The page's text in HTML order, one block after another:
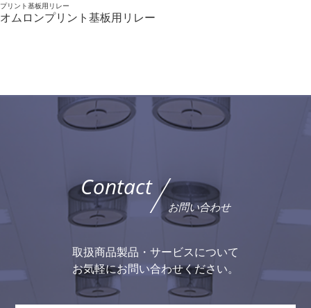
プリント基板用リレー
オムロンプリント基板用リレー
Contact
お問い合わせ
取扱商品製品・サービスについて
お気軽にお問い合わせください。